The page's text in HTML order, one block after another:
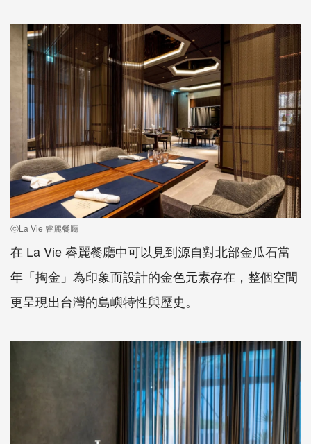
ⓒLa Vie 睿麗餐廳
在 La Vie 睿麗餐廳中可以見到源自對北部金瓜石當
年「掏金」為印象而設計的金色元素存在，整個空間
更呈現出台灣的島嶼特性與歷史。